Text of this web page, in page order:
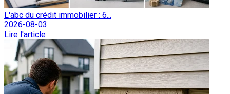
L'abc du crédit immobilier : 6...
2026-08-03
Lire l'article